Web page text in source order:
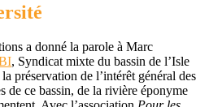
a donné la parole à Marc
, Syndicat mixte du bassin de l’Isle
préservation de l’intérêt général des
de ce bassin, de la rivière éponyme